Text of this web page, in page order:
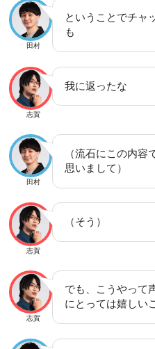
田村
ということでチャ
も
志賀
我に返ったな
田村
（流石にこの内容
思いまして）
志賀
（そう）
志賀
でも、こうやって
にとっては嬉しい